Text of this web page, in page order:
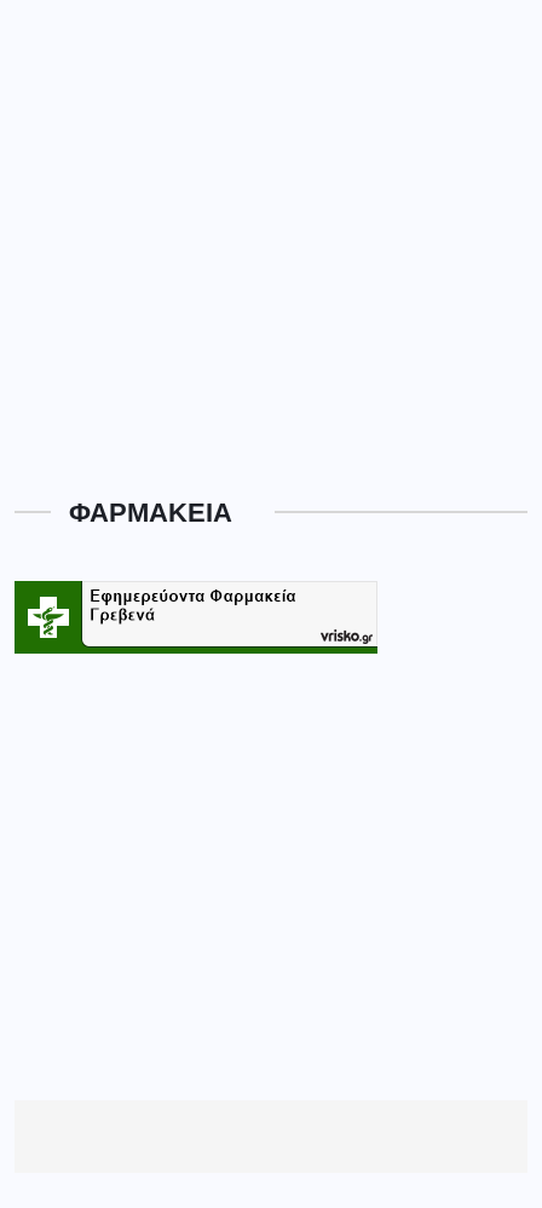
ΦΑΡΜΑΚΕΙΑ